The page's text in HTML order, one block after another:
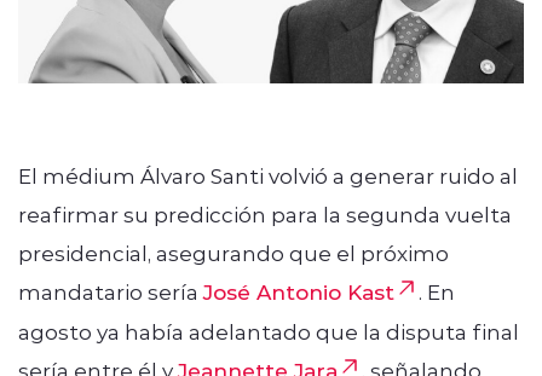
El médium Álvaro Santi volvió a generar ruido al
reafirmar su predicción para la segunda vuelta
presidencial, asegurando que el próximo
mandatario seríaJosé Antonio Kast
. En
agosto ya había adelantado que la disputa final
sería entre él yJeannette Jara
, señalando